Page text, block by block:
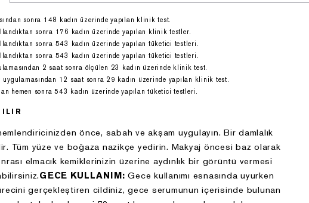
sonra 148 kadın üzerinde yapılan klinik test.
sonra 176 kadın üzerinde yapılan klinik testler.
sonra 543 kadın üzerinde yapılan tüketici testleri.
sonra 543 kadın üzerinde yapılan tüketici testleri.
2 saat sonra ölçülen 23 kadın üzerinde klinik test.
12 saat sonra 29 kadın üzerinde yapılan klinik test.
hemen sonra 543 kadın üzerinde yapılan tüketici testleri.
önce, sabah ve akşam uygulayın. Bir damlalık
Tüm yüze ve boğaza nazikçe yedirin. Makyaj öncesi baz olarak
elmacık kemiklerinizin üzerine aydınlık bir görüntü vermesi
GECE KULLANIM:Gece kullanımı esnasında uyurken
gerçekleştiren cildiniz, gece serumunun içerisinde bulunan
1. Veri Sorumlusu
İşbu Kişisel Verilerin Korunması ve İşlenmesine İlişkin
Aydınlatma Metni (“Aydınlatma Metni”) ile ELCA Kozmetik
Limited Şirketi (‘’Şirket’’) olarak, 6698 sayılı Kişisel Verilerin
Korunması Kanunu (“KVKK”) uyarınca, Veri Sorumlusu
isteriz.
KVKK Kapsamında kişisel veri kimliği belirli veya
belirlenebilir gerçek kişiye ilişkin her türlü bilgiyi (“Kişisel
Veri”) ve bunun bir özel türü olan Özel Nitelikli Kişisel Veri
ise, ırk, etnik köken, siyasi düşünce, felsefi inanç, din,